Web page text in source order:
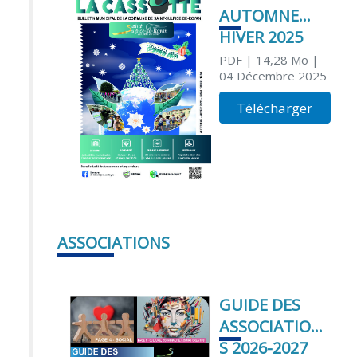
AUTOMNE
HIVER 2025
PDF| 14,28 Mo |
04 Décembre 2025
Télécharger
ASSOCIATIONS
GUIDE DES
ASSOCIATION
S 2026-2027